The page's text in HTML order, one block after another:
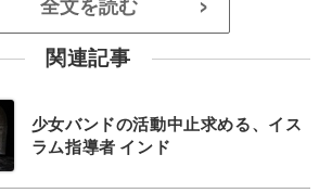
全文を読む >
関連記事
少女バンドの活動中止求める、イス
ラム指導者 インド